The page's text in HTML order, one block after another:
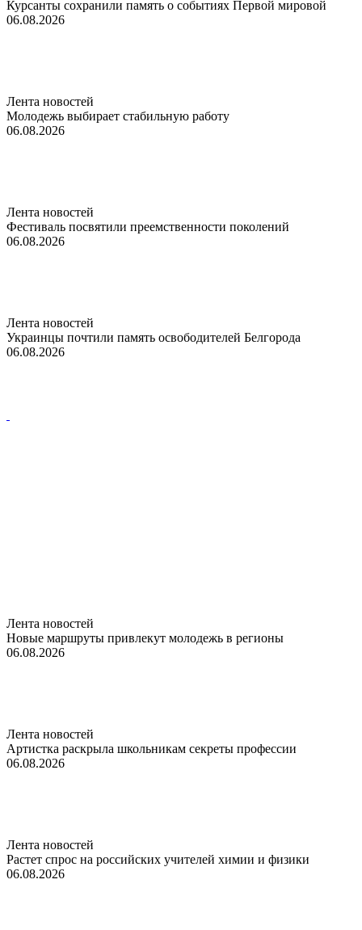
Курсанты сохранили память о событиях Первой мировой
06.08.2026
Лента новостей
Молодежь выбирает стабильную работу
06.08.2026
Лента новостей
Фестиваль посвятили преемственности поколений
06.08.2026
Лента новостей
Украинцы почтили память освободителей Белгорода
06.08.2026
Лента новостей
Новые маршруты привлекут молодежь в регионы
06.08.2026
Лента новостей
Артистка раскрыла школьникам секреты профессии
06.08.2026
Лента новостей
Растет спрос на российских учителей химии и физики
06.08.2026